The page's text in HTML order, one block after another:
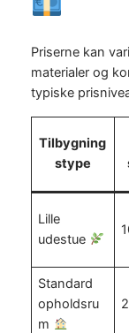
Priserne kan
materialer og
typiske
Tilbygning
stype
Lille
udestue
Standard
opholdsru
m